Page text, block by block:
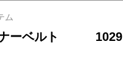
ム
ナーベルト 1029